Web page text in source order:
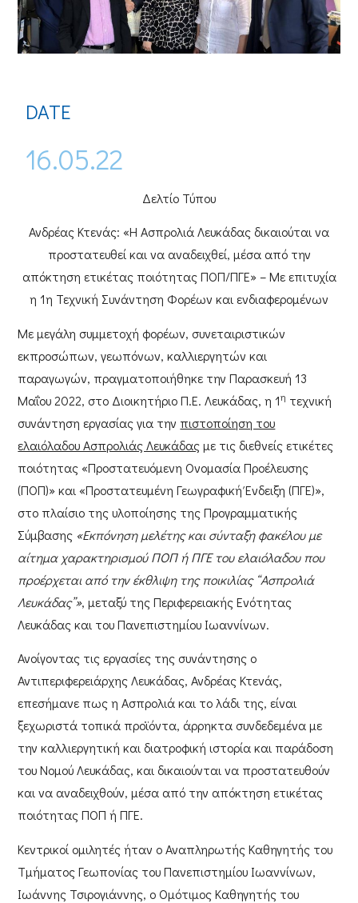
DATE
16.05.22
Δελτίο Τύπου
Ανδρέας Κτενάς: «Η Ασπρολιά Λευκάδας δικαιούται να
προστατευθεί και να αναδειχθεί, μέσα από την
απόκτηση ετικέτας ποιότητας ΠΟΠ/ΠΓΕ» – Με επιτυχία
η 1η Τεχνική Συνάντηση Φορέων και ενδιαφερομένων
Με μεγάλη συμμετοχή φορέων, συνεταιριστικών
εκπροσώπων, γεωπόνων, καλλιεργητών και
παραγωγών, πραγματοποιήθηκε τηνΠαρασκευή 13
Μαΐου 2022, στο Διοικητήριο Π.Ε. Λευκάδας, η 1η τεχνική
συνάντηση εργασίας για την πιστοποίηση του
ελαιόλαδου Ασπρολιάς Λευκάδαςμε τις διεθνείς ετικέτες
ποιότητας«Προστατευόμενη Ονομασία Προέλευσης
(ΠΟΠ)»και«Προστατευμένη Γεωγραφική Ένδειξη (ΠΓΕ)»,
στο πλαίσιο της υλοποίησης της Προγραμματικής
Σύμβασης «Εκπόνηση μελέτης και σύνταξη φακέλου με
αίτημα χαρακτηρισμού ΠΟΠ ή ΠΓΕ του ελαιόλαδου που
προέρχεται από την έκθλιψη της ποικιλίας “Ασπρολιά
Λευκάδας”», μεταξύ τηςΠεριφερειακής Ενότητας
Λευκάδαςκαι τουΠανεπιστημίου Ιωαννίνων.
Ανοίγοντας τις εργασίες της συνάντησης ο
Αντιπεριφερειάρχης Λευκάδας, Ανδρέας Κτενάς,
επεσήμανε πως η Ασπρολιά και το λάδι της, είναι
ξεχωριστά τοπικά προϊόντα, άρρηκτα συνδεδεμένα με
την καλλιεργητική και διατροφική ιστορία και παράδοση
του Νομού Λευκάδας, και δικαιούνται να προστατευθούν
και να αναδειχθούν, μέσα από την απόκτηση ετικέτας
ποιότητας ΠΟΠ ή ΠΓΕ.
Κεντρικοί ομιλητές ήταν ο Αναπληρωτής Καθηγητής του
Τμήματος Γεωπονίας του Πανεπιστημίου Ιωαννίνων,
Ιωάννης Τσιρογιάννης, ο Ομότιμος Καθηγητής του